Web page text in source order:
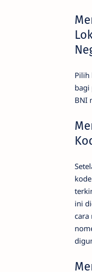
Pilih
bagi
BNI
ini
cara